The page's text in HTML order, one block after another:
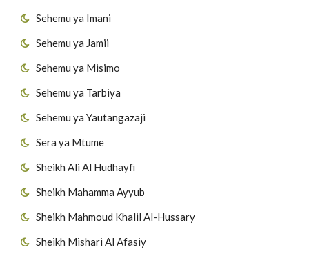
Sehemu ya Imani
Sehemu ya Jamii
Sehemu ya Misimo
Sehemu ya Tarbiya
Sehemu ya Yautangazaji
Sera ya Mtume
Sheikh Ali Al Hudhayfi
Sheikh Mahamma Ayyub
Sheikh Mahmoud Khalil Al-Hussary
Sheikh Mishari Al Afasiy